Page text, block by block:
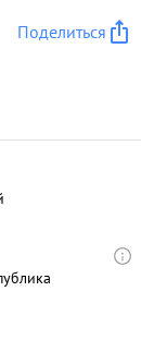
Поделиться